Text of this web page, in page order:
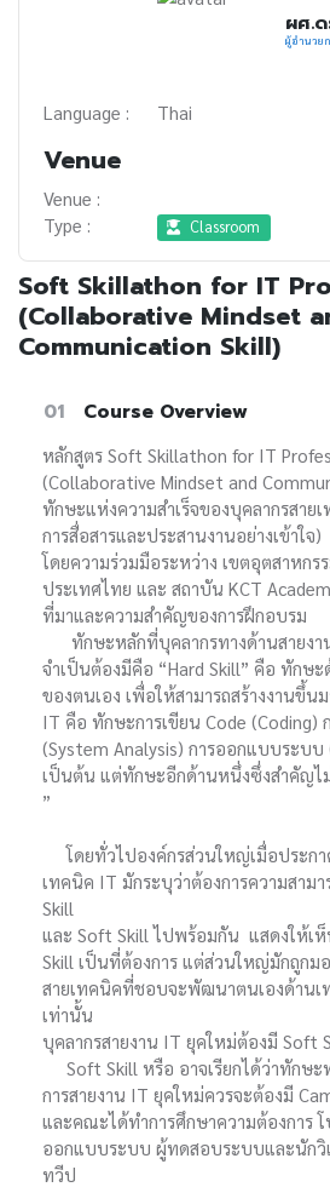
ผศ.
ผู้อำนวยก
Language : Thai
Venue
Venue :
Type :
Classroom
Soft Skillathon for IT
(Collaborative Mindset
Communication Skill)
01 Course Overview
หลักสูตร Soft Skillathon for IT
(Collaborative Mindset and
ทักษะแห่งความสำเร็จของบุคลากรสา
การสื่อสารและประสานงานอย่างเข้าใจ)
โดยความร่วมมือระหว่าง เขตอุตสาหก
ประเทศไทย และ สถาบัน KCT
ที่มาและความสำคัญของการฝึกอบรม
ทักษะหลักที่บุคลากรทางด้านสายงา
จำเป็นต้องมีคือ “Hard Skill” คือ ทักษ
ของตนเอง เพื่อให้สามารถสร้างงานขึ้น
IT คือ ทักษะการเขียน Code (Coding)
(System Analysis) การออกแบบระบบ
เป็นต้น แต่ทักษะอีกด้านหนึ่งซึ่งสำคัญไ
”
โดยทั่วไปองค์กรส่วนใหญ่เมื่อประกา
เทคนิค IT มักระบุว่าต้องการความสามา
Skill
และ Soft Skill ไปพร้อมกัน แสดงให้เ
Skill เป็นที่ต้องการ แต่ส่วนใหญ่มักถูกม
สายเทคนิคที่ชอบจะพัฒนาตนเองด้านเ
เท่านั้น
บุคลากรสายงาน IT ยุคใหม่ต้องมี Soft
Soft Skill หรือ อาจเรียกได้ว่าทักษะ
การสายงาน IT ยุคใหม่ควรจะต้องมี
และคณะได้ทำการศึกษาความต้องการ
ออกแบบระบบ ผู้ทดสอบระบบและนักวิ
ทวีป